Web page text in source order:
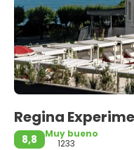
Regina
8,8
Muy bueno
1233